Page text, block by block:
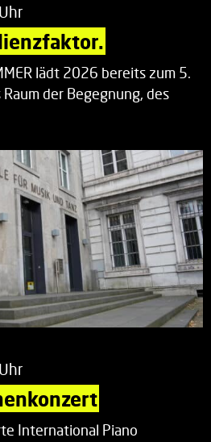
lädt 2026 bereits zum 5.
der Begegnung, des
International Piano